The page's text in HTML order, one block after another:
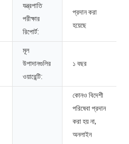
যন্ত্রপাতি
পরীক্ষার
রিপোর্ট:
প্রদান করা
হয়েছে
মূল
উপাদানগুলির
ওয়ারেন্টি:
১ বছর
কোনও বিদেশী
পরিষেবা প্রদান
করা হয় না,
অনলাইন